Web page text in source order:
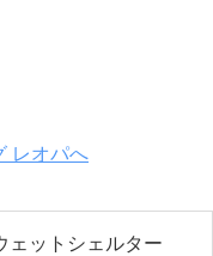
ェットシェルター